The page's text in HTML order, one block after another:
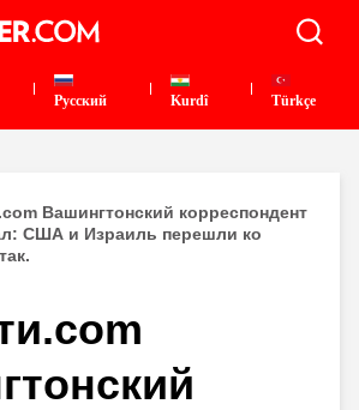
Pусский Kurdî Türkçe
Вашингтонский корреспондент
США и Израиль перешли ко